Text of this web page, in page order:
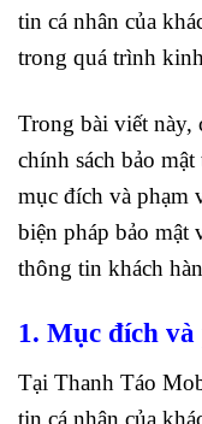
tin cá nhân của
trong quá trình
Trong bài viết này,
chính sách bảo
mục đích và phạm
biện pháp bảo mật
thông tin khách
1. Mục đích
Tại Thanh Táo
tin cá nhân của